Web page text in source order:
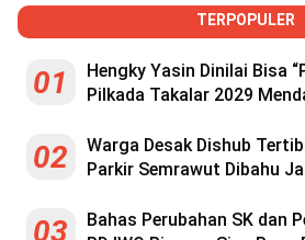
TERPOPULER
01
Hengky Yasin Dinilai Bisa
Pilkada Takalar 2029
02
Warga Desak Dishub
Parkir Semrawut Dibahu
03
Bahas Perubahan SK dan